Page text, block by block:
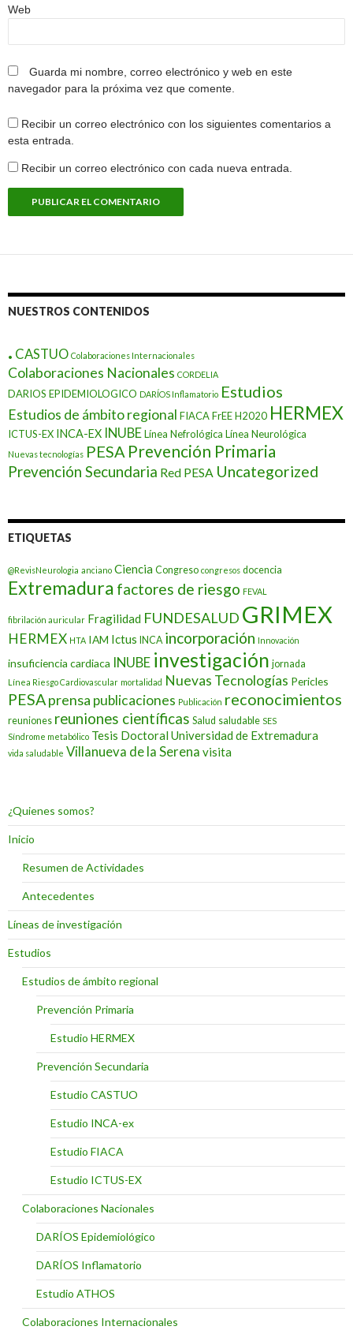
Web
Guarda mi nombre, correo electrónico y web en este
navegador para la próxima vez que comente.
Recibir un correo electrónico con los siguientes comentarios a
esta entrada.
Recibir un correo electrónico con cada nueva entrada.
NUESTROS CONTENIDOS
. CASTUO Colaboraciones Internacionales
Colaboraciones Nacionales CORDELIA
DARIOS EPIDEMIOLOGICO DARÍOS Inflamatorio Estudios
Estudios de ámbito regional FIACAFrEEH2020 HERMEX
ICTUS-EX INCA-EX INUBELínea Nefrológica Línea Neurológica
Nuevas tecnologías PESA Prevención Primaria
Prevención Secundaria Red PESA Uncategorized
ETIQUETAS
@RevisNeurologia anciano Ciencia Congreso congresos docencia
Extremadura factores de riesgo FEVAL
fibrilación auricular Fragilidad FUNDESALUD GRIMEX
HERMEX HTA IAM Ictus INCA incorporación Innovación
insuficiencia cardiaca INUBE investigación jornada
Línea Riesgo Cardiovascular mortalidad Nuevas Tecnologías Pericles
PESAprensa publicaciones Publicación reconocimientos
reuniones reuniones científicas Salud saludable SES
Síndrome metabólico Tesis Doctoral Universidad de Extremadura
vida saludable Villanueva de la Serena visita
¿Quienes somos?
Inicio
Resumen de Actividades
Antecedentes
Líneas de investigación
Estudios
Estudios de ámbito regional
Prevención Primaria
Estudio HERMEX
Prevención Secundaria
Estudio CASTUO
Estudio INCA-ex
Estudio FIACA
Estudio ICTUS-EX
Colaboraciones Nacionales
DARÍOS Epidemiológico
DARÍOS Inflamatorio
Estudio ATHOS
Colaboraciones Internacionales